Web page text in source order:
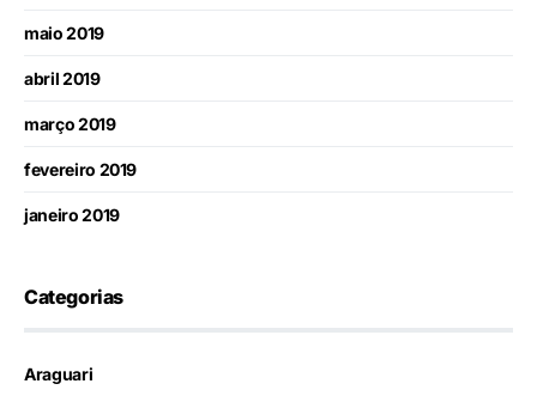
maio 2019
abril 2019
março 2019
fevereiro 2019
janeiro 2019
Categorias
Araguari